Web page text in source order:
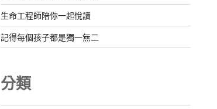
生命工程師陪你一起悅讀
記得每個孩子都是獨一無二
分類